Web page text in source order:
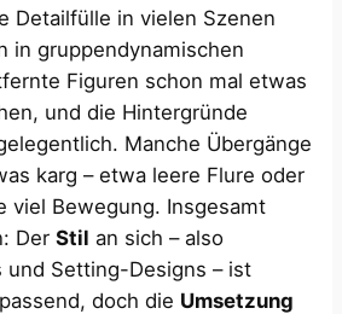
Detailfülle in vielen Szenen
in gruppendynamischen
Figuren schon mal etwas
und die Hintergründe
Manche Übergänge
karg – etwa leere Flure oder
viel Bewegung. Insgesamt
DerStil an sich – also
und Setting-Designs – ist
doch die Umsetzung